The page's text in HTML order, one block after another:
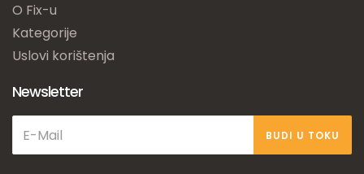
O Fix-u
Kategorije
Uslovi korištenja
Newsletter
BUDI U TOKU